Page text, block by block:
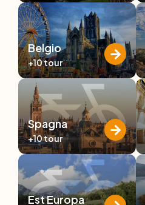
Belgio
+10tour
Spagna
+10tour
Est Europa